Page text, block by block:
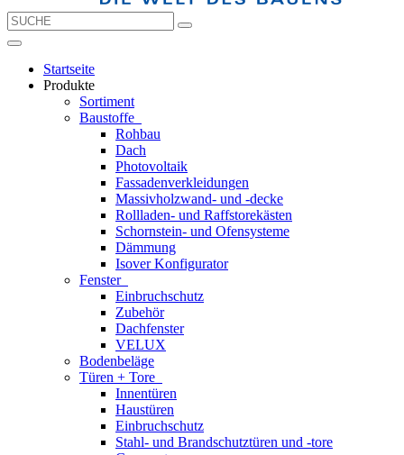
Startseite
Produkte
Sortiment
Baustoffe
Rohbau
Dach
Photovoltaik
Fassadenverkleidungen
Massivholzwand- und -decke
Rollladen- und Raffstorekästen
Schornstein- und Ofensysteme
Dämmung
Isover Konfigurator
Fenster
Einbruchschutz
Zubehör
Dachfenster
VELUX
Bodenbeläge
Türen + Tore
Innentüren
Haustüren
Einbruchschutz
Stahl- und Brandschutztüren und -tore